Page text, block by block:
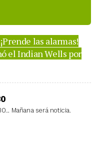
¡Prende las alarmas!
el Indian Wells por
Mañana será noticia.